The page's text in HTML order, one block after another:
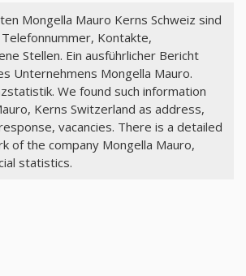
Mongella Mauro Kerns Schweiz sind
Kontakte,
Stellen. Ein ausführlicher Bericht
Unternehmens Mongella Mauro.
We found such information
Kerns Switzerland as address,
vacancies. There is a detailed
of the company Mongella Mauro,
statistics.